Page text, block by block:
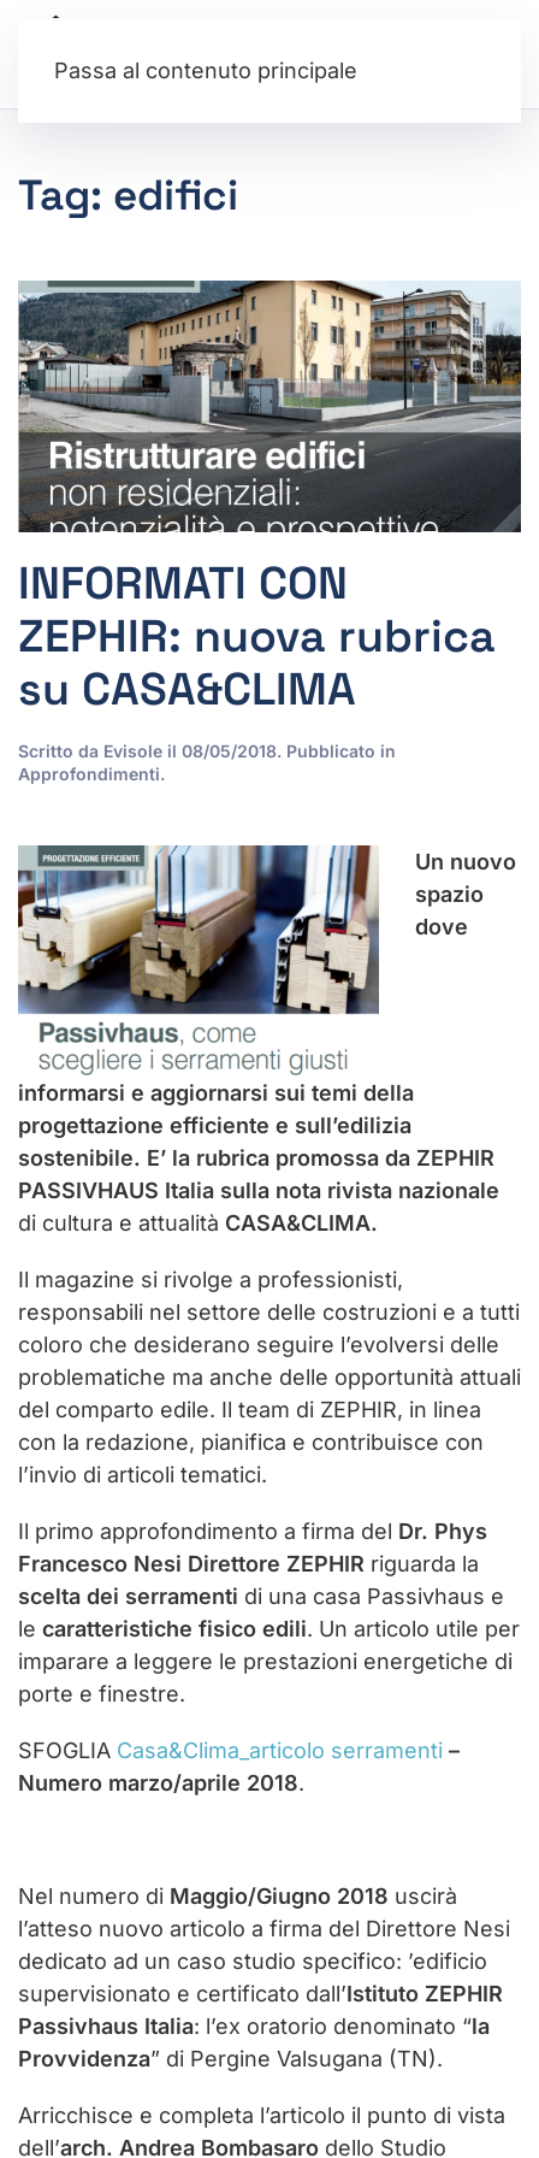
Passa al contenuto principale
Tag: edifici
INFORMATI CON
ZEPHIR: nuova rubrica
su CASA&CLIMA
Scritto da Evisole il 08/05/2018. Pubblicato in
Approfondimenti.
Un nuovo
spazio
dove
informarsi e aggiornarsi sui temi della
progettazione efficiente e sull’edilizia
sostenibile. E’ la rubrica promossa da ZEPHIR
PASSIVHAUS Italia sulla nota rivista nazionale
di cultura e attualità CASA&CLIMA.
Il magazine si rivolge a professionisti,
responsabili nel settore delle costruzioni e a tutti
coloro che desiderano seguire l’evolversi delle
problematiche ma anche delle opportunità attuali
del comparto edile. Il team di ZEPHIR, in linea
con la redazione, pianifica e contribuisce con
l’invio di articoli tematici.
Il primo approfondimento a firma del Dr. Phys
Francesco Nesi Direttore ZEPHIR riguarda la
scelta dei serramenti di una casa Passivhaus e
le caratteristiche fisico edili. Un articolo utile per
imparare a leggere le prestazioni energetiche di
porte e finestre.
SFOGLIA Casa&Clima_articolo serramenti –
Numero marzo/aprile 2018.
Nel numero di Maggio/Giugno 2018 uscirà
l’atteso nuovo articolo a firma del Direttore Nesi
dedicato ad un caso studio specifico: ’edificio
supervisionato e certificato dall’Istituto ZEPHIR
Passivhaus Italia: l’ex oratorio denominato “la
Provvidenza” di Pergine Valsugana (TN).
Arricchisce e completa l’articolo il punto di vista
dell’arch. Andrea Bombasaro dello Studio